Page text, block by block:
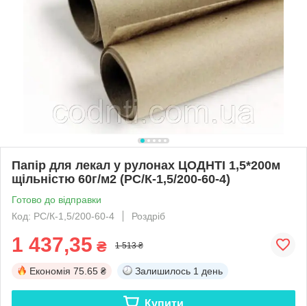
Папір для лекал у рулонах ЦОДНТІ 1,5*200м
щільністю 60г/м2 (PС/К-1,5/200-60-4)
Готово до відправки
Код: PС/К-1,5/200-60-4
Роздріб
1 437,35 ₴ 1 513 ₴
Економія 75.65 ₴ Залишилось 1 день
Купити